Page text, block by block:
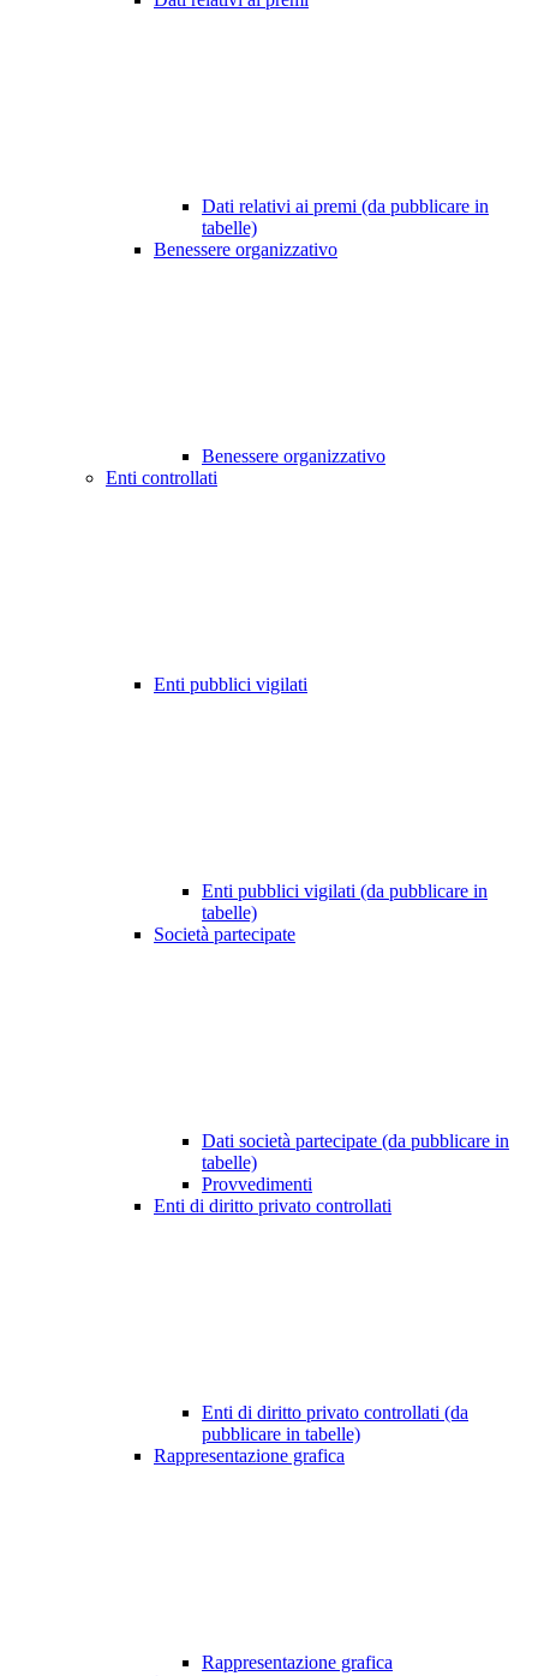
Dati relativi ai premi (da pubblicare in
tabelle)
Benessere organizzativo
Benessere organizzativo
Enti controllati
Enti pubblici vigilati
Enti pubblici vigilati (da pubblicare in
tabelle)
Società partecipate
Dati società partecipate (da pubblicare in
tabelle)
Provvedimenti
Enti di diritto privato controllati
Enti di diritto privato controllati (da
pubblicare in tabelle)
Rappresentazione grafica
Rappresentazione grafica